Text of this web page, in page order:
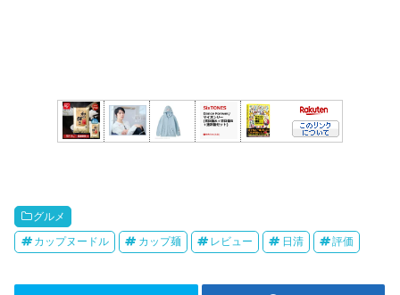
グルメ
カップヌードル カップ麺 レビュー 日清 評価